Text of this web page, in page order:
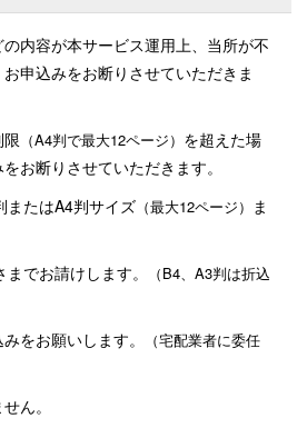
内容が本サービス運用上、当所が不
申込みをお断りさせていただきま
（A4判で最大12ページ） を超えた場
お断りさせていただきます。
またはA4判サイズ （最大12ページ） ま
でお請けします。
（B4、A3判は折込
をお願いします。
（宅配業者に委任
ん。